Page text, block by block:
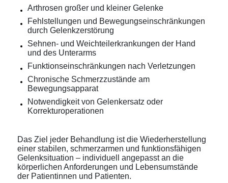
Arthrosen großer und kleiner Gelenke
Fehlstellungen und Bewegungseinschränkungen
durch Gelenkzerstörung
Sehnen- und Weichteilerkrankungen der Hand
und des Unterarms
Funktionseinschränkungen nach Verletzungen
Chronische Schmerzzustände am
Bewegungsapparat
Notwendigkeit von Gelenkersatz oder
Korrekturoperationen
Das Ziel jeder Behandlung ist die Wiederherstellung
einer stabilen, schmerzarmen und funktionsfähigen
Gelenksituation – individuell angepasst an die
körperlichen Anforderungen und Lebensumstände
der Patientinnen und Patienten.